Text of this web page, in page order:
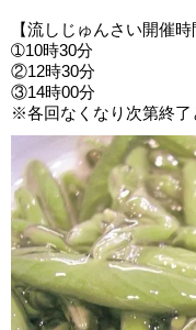
【流しじゅんさい開催時
➀10時30分
②12時30分
③14時00分
※各回なくなり次第終了